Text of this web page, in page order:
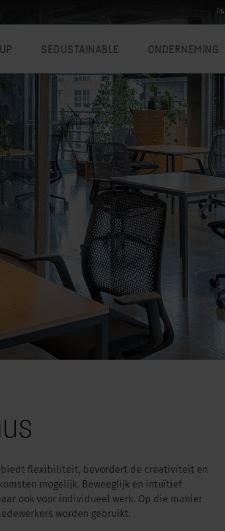
SEDUSTAINABLE ONDERNEMING
biedt flexibiliteit, bevordert de creativiteit en
mogelijk. Beweeglijk en intuïtief
ook voor individueel werk. Op die manier
worden gebruikt.